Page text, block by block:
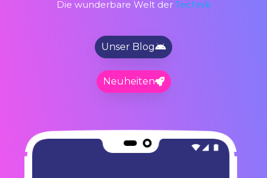
Die wunderbare Welt der Technik
Unser Blog
Neuheiten